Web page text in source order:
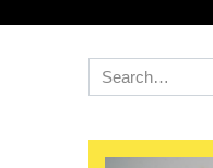
Search
for: